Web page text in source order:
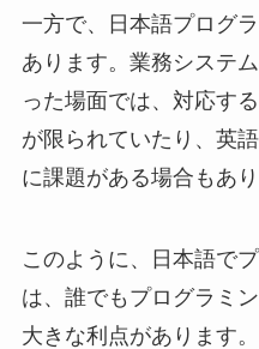
一方で、日本語プログ
あります。業務システ
った場面では、対応す
が限られていたり、英
に課題がある場合もあり
このように、日本語で
は、誰でもプログラミ
大きな利点があります